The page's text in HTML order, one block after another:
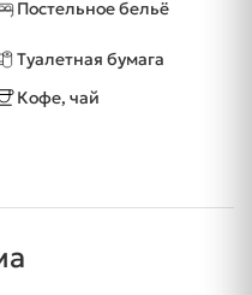
Постельное бельё
Туалетная бумага
Кофе, чай